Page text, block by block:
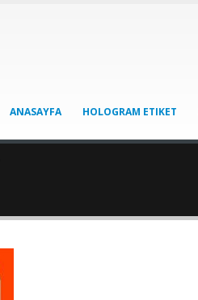
ANASAYFA HOLOGRAM ETIKET